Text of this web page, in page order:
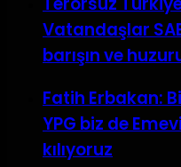
Vatandaşlar
barışın ve
Fatih Erbakan:
YPG biz de
kılıyoruz